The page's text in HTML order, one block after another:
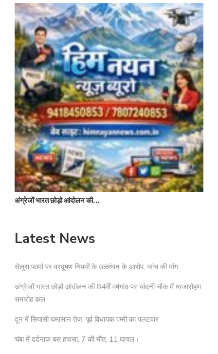
अंग्रेजों भारत छोड़ो आंदोलन की…
Latest News
सेलुस फार्मा पर प्रदूषण नियमों के उल्लंघन के आरोप, जांच की मांग
अंग्रेजों भारत छोड़ो आंदोलन की 84वीं वर्षगांठ पर चांदनी चौक में ध्वजारोहण
समारोह कल
दून में सियासी घमासान तेज, पूर्व विधायक पम्मी का पलटवार
चंबा में दर्दनाक बस हादसा, 7 की मौत, 11 घायल।